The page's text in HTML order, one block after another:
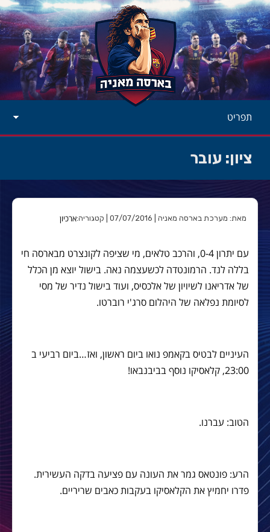
תפריט
ציון: עובר
מאת: מערכת בארסה מאניה | 07/07/2016 | קטגוריה: ארכיון
עם יתרון 0-4, והרכב טלאים, מי שציפה לקונצרט מבארסה חי
בללה לנד. הרמונטדה לכשעצמה נאה. בישול יוצא מן הכלל
של אדריאנו לשיויון של אלכסיס, ועוד בישול נדיר של מסי
לסיומת נפלאה של היהלום סרג'י רוברטו.
העיניים לבטיס בקאמפ נואו ביום ראשון, ואז…ביום רביעי ב
23:00, קלאסיקו נוסף בביבנבאו!
הטוב: עברנו.
הרע: פונטאס גמר את העונה עם פציעה בדקה העשירית.
פדרו יחמיץ את הקלאסיקו בעקבות כאבים שריריים.